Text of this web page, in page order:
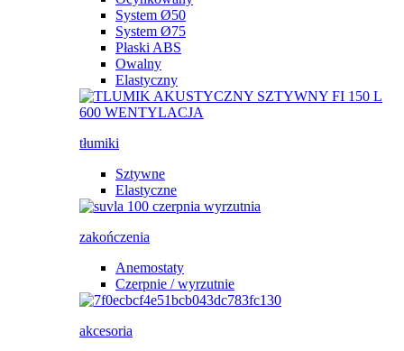
System Ø50
System Ø75
Płaski ABS
Owalny
Elastyczny
tłumiki
Sztywne
Elastyczne
zakończenia
Anemostaty
Czerpnie / wyrzutnie
akcesoria